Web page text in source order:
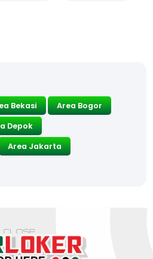
Bekasi
Area Bogor
Depok
Area Jakarta